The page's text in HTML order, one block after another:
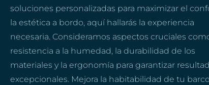
soluciones personalizadas para maximizar el
la estética a bordo, aquí hallarás la experiencia
necesaria. Consideramos aspectos cruciales
resistencia a la humedad, la durabilidad de los
materiales y la ergonomía para garantizar
excepcionales. Mejora la habitabilidad de tu